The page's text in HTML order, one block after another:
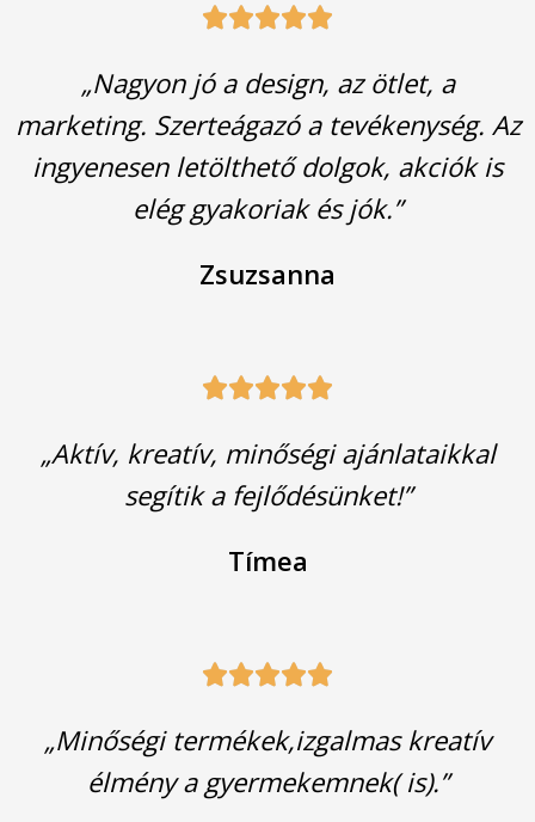

„Nagyon jó a design, az ötlet, a
marketing. Szerteágazó a tevékenység. Az
ingyenesen letölthető dolgok, akciók is
elég gyakoriak és jók.”
Zsuzsanna

„Aktív, kreatív, minőségi ajánlataikkal
segítik a fejlődésünket!”
Tímea

„Minőségi termékek,izgalmas kreatív
élmény a gyermekemnek( is).”